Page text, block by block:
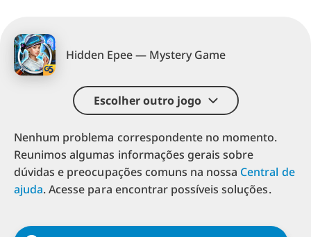
Hidden Epee — Mystery Game
Escolher outro jogo
Nenhum problema correspondente no momento.
Reunimos algumas informações gerais sobre
dúvidas e preocupações comuns na nossa Central de
ajuda. Acesse para encontrar possíveis soluções.